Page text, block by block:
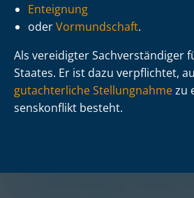
Enteignung
oderVormundschaft.
Als vereidigter Sach­ver­stän­di­ger
Staates. Er ist dazu verpflichtet,
gutachterliche Stellungnahmezu
sens­kon­flikt besteht.